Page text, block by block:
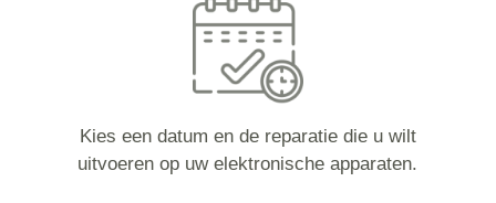
Kies een datum en de reparatie die u wilt
uitvoeren op uw elektronische apparaten.